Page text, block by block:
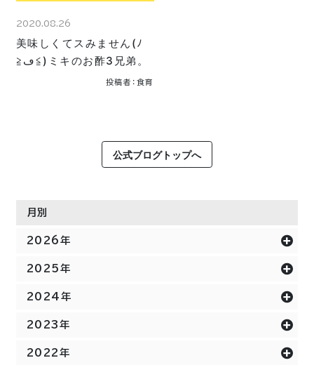
2020.08.26
美味しくてスみません(ﾉ
≧ڡ≦)ミキのお酢3兄弟。
投稿者：食育
公式ブログトップへ
月別
2026年
2025年
2024年
2023年
2022年